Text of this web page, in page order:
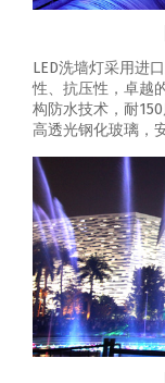
LED洗墙灯采用进
性、抗压性，卓越
构防水技术，耐
高透光钢化玻璃，